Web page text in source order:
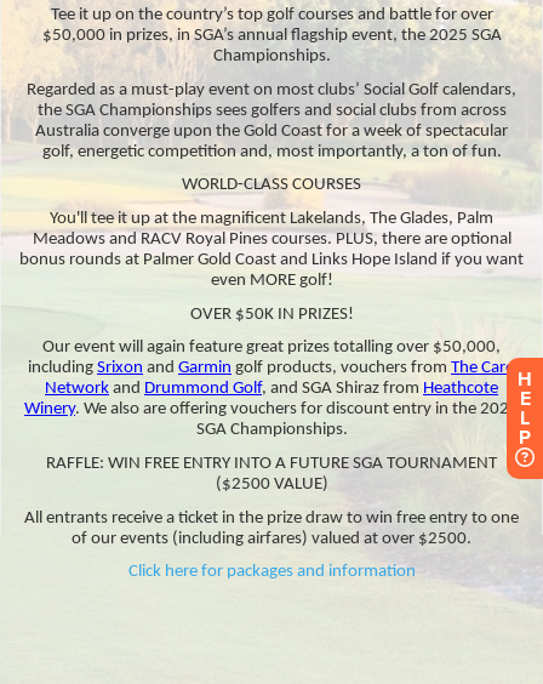
H
E
L
P